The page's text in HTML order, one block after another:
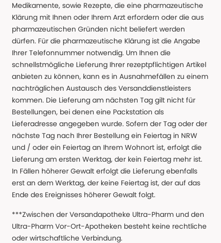
Medikamente, sowie Rezepte, die eine pharmazeutische
Klärung mit Ihnen oder Ihrem Arzt erfordern oder die aus
pharmazeutischen Gründen nicht beliefert werden
dürfen. Für die pharmazeutische Klärung ist die Angabe
Ihrer Telefonnummer notwendig. Um Ihnen die
schnellstmögliche Lieferung Ihrer rezeptpflichtigen Artikel
anbieten zu können, kann es in Ausnahmefällen zu einem
nachträglichen Austausch des Versanddienstleisters
kommen. Die Lieferung am nächsten Tag gilt nicht für
Bestellungen, bei denen eine Packstation als
Lieferadresse angegeben wurde. Sofern der Tag oder der
nächste Tag nach Ihrer Bestellung ein Feiertag in NRW
und / oder ein Feiertag an Ihrem Wohnort ist, erfolgt die
Lieferung am ersten Werktag, der kein Feiertag mehr ist.
In Fällen höherer Gewalt erfolgt die Lieferung ebenfalls
erst an dem Werktag, der keine Feiertag ist, der auf das
Ende des Ereignisses höherer Gewalt folgt.
***Zwischen der Versandapotheke Ultra-Pharm und den
Ultra-Pharm Vor-Ort-Apotheken besteht keine rechtliche
oder wirtschaftliche Verbindung.